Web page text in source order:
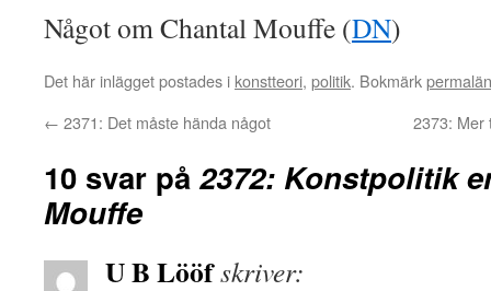
Något om Chantal Mouffe (DN)
Det här inlägget postades i konstteori, politik. Bokmärk
← 2371: Det måste hända något 2373: Mer
10 svar på2372: Konstpolitik
Mouffe
U B Lööfskriver: